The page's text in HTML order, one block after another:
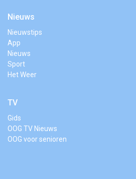
Nieuws
Nieuwstips
App
Nieuws
Sport
Het Weer
TV
Gids
OOG TV Nieuws
OOG voor senioren